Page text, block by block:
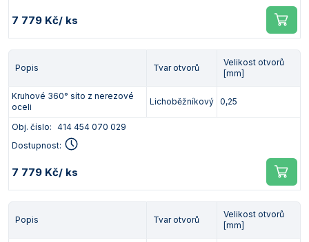
7 779 Kč/ ks
Popis Tvar otvorů
Velikost otvorů
[mm]
Kruhové 360° síto z nerezové
oceli
Lichoběžníkový 0,25
Obj. číslo: 414 454 070 029
Dostupnost:
7 779 Kč/ ks
Popis Tvar otvorů
Velikost otvorů
[mm]